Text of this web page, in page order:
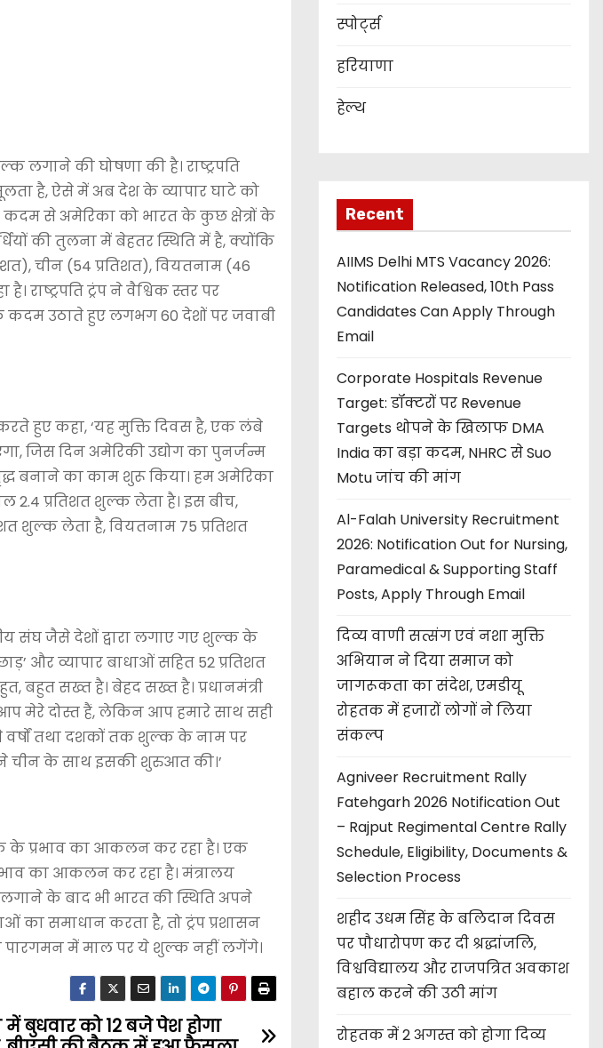
लगाने की घोषणा की है। राष्ट्रपति
है, ऐसे में अब देश के व्यापार घाटे को
से अमेरिका को भारत के कुछ क्षेत्रों के
की तुलना में बेहतर स्थिति में है, क्योंकि
चीन (54 प्रतिशत), वियतनाम (46
राष्ट्रपति ट्रंप ने वैश्विक स्तर पर
उठाते हुए लगभग 60 देशों पर जवाबी
हुए कहा, ‘यह मुक्ति दिवस है, एक लंबे
जिस दिन अमेरिकी उद्योग का पुनर्जन्म
बनाने का काम शुरू किया। हम अमेरिका
2.4 प्रतिशत शुल्क लेता है। इस बीच,
शुल्क लेता है, वियतनाम 75 प्रतिशत
संघ जैसे देशों द्वारा लगाए गए शुल्क के
और व्यापार बाधाओं सहित 52 प्रतिशत
बहुत सख्त है। बेहद सख्त है। प्रधानमंत्री
मेरे दोस्त हैं, लेकिन आप हमारे साथ सही
वर्षों तथा दशकों तक शुल्क के नाम पर
चीन के साथ इसकी शुरुआत की।’
के प्रभाव का आकलन कर रहा है। एक
का आकलन कर रहा है। मंत्रालय
के बाद भी भारत की स्थिति अपने
का समाधान करता है, तो ट्रंप प्रशासन
में माल पर ये शुल्क नहीं लगेंगे।
बुधवार को 12 बजे पेश होगा
स्पोर्ट्स
हरियाणा
हेल्थ
Recent
AIIMS Delhi MTS Vacancy 2026:
Notification Released, 10th Pass
Candidates Can Apply Through
Email
Corporate Hospitals Revenue
Target: डॉक्टरों पर Revenue
Targets थोपने के खिलाफ DMA
India का बड़ा कदम, NHRC से Suo
Motu जांच की मांग
Al-Falah University Recruitment
2026: Notification Out for Nursing,
Paramedical & Supporting Staff
Posts, Apply Through Email
दिव्य वाणी सत्संग एवं नशा मुक्ति
अभियान ने दिया समाज को
जागरूकता का संदेश, एमडीयू
रोहतक में हजारों लोगों ने लिया
संकल्प
Agniveer Recruitment Rally
Fatehgarh 2026 Notification Out
– Rajput Regimental Centre Rally
Schedule, Eligibility, Documents &
Selection Process
शहीद उधम सिंह के बलिदान दिवस
पर पौधारोपण कर दी श्रद्धांजलि,
विश्वविद्यालय और राजपत्रित अवकाश
बहाल करने की उठी मांग
रोहतक में 2 अगस्त को होगा दिव्य